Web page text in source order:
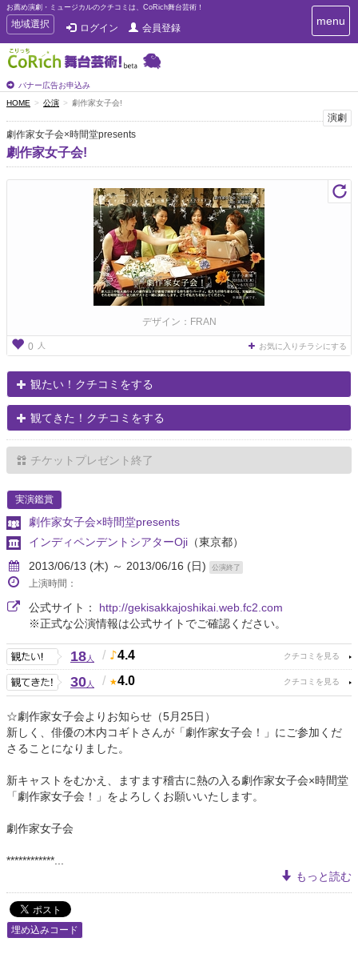
お薦め演劇・ミュージカルのクチコミは、CoRich舞台芸術！
T
o
g
g
e
n
a
v
i
g
地域選択 ログイン 会員登録
バナー広告お申込み
T
o
i
g
menu
HOME 公演 劇作家女子会!
演劇
劇作家女子会×時間堂presents
劇作家女子会!
デザイン：FRAN
0 人 お気に入りチラシにする
観たい！クチコミをする
観てきた！クチコミをする
チケットプレゼント終了
実演鑑賞
劇作家女子会×時間堂presents
インディペンデントシアターOji （東京都）
2013/06/13 (木) ～ 2013/06/16 (日)
公演終了
上演時間：
公式サイト： http://gekisakkajoshikai.web.fc2.com
※正式な公演情報は公式サイトでご確認ください。
18人 / 4.4
30人 / 4.0
☆劇作家女子会よりお知らせ（5月25日）
新しく、俳優の木内コギトさんが「劇作家女子会！」にご参加くだ
さることになりました。
新キャストをむかえ、ますます稽古に熱の入る劇作家女子会×時間堂
「劇作家女子会！」をよろしくお願いいたします。
劇作家女子会
************...
もっと読む
埋め込みコード